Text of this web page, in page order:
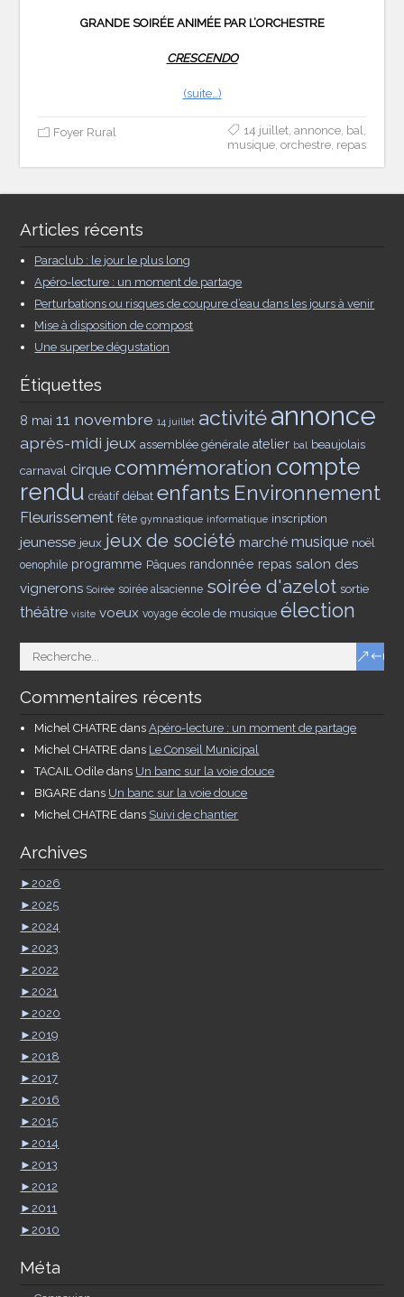
GRANDE SOIRÉE ANIMÉE PAR L’ORCHESTRE
CRESCENDO
(suite…)
Foyer Rural 14 juillet, annonce, bal,
musique, orchestre, repas
Articles récents
Paraclub : le jour le plus long
Apéro-lecture : un moment de partage
Perturbations ou risques de coupure d’eau dans les jours à venir
Mise à disposition de compost
Une superbe dégustation
Étiquettes
8 mai 11 novembre 14 juillet activitéannonce
après-midi jeux assemblée générale atelier bal beaujolais
carnaval cirque commémoration compte
rendu créatif débat enfants Environnement
Fleurissement fête gymnastique informatique inscription
jeunesse jeux jeux de société marché musique noël
oenophile programme Pâques randonnée repas salon des
vignerons Soirée soirée alsacienne soirée d'azelot sortie
théâtre visite voeux voyage école de musique élection
Commentaires récents
Michel CHATRE dansApéro-lecture : un moment de partage
Michel CHATRE dans Le Conseil Municipal
TACAIL Odile dans Un banc sur la voie douce
BIGARE dans Un banc sur la voie douce
Michel CHATRE dans Suivi de chantier
Archives
►2026
►2025
►2024
►2023
►2022
►2021
►2020
►2019
►2018
►2017
►2016
►2015
►2014
►2013
►2012
►2011
►2010
Méta